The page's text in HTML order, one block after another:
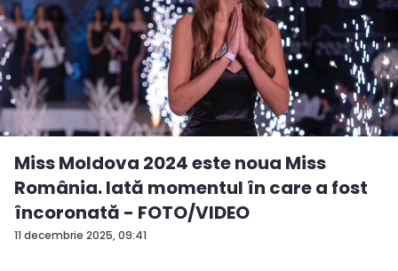
11 decembrie 2025, 09:41
Miss Moldova 2024 este noua Miss
România. Iată momentul în care a fost
încoronată - FOTO/VIDEO